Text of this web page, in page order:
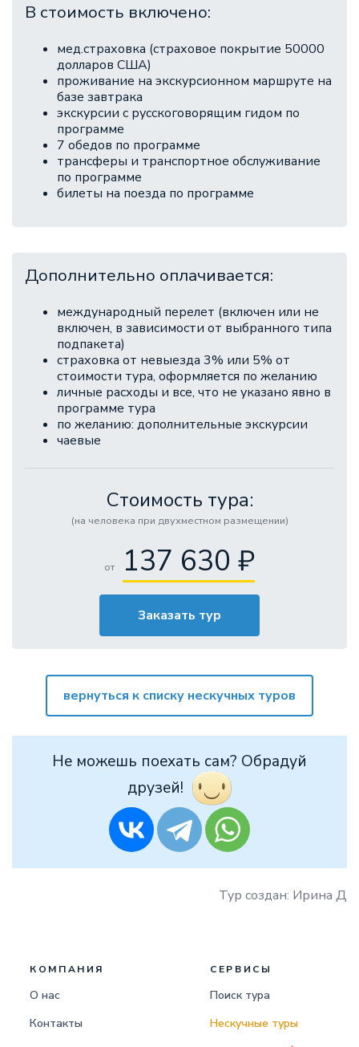
В стоимость включено:
мед.страховка (страховое покрытие 50000
долларов США)
проживание на экскурсионном маршруте на
базе завтрака
экскурсии с русскоговорящим гидом по
программе
7 обедов по программе
трансферы и транспортное обслуживание
по программе
билеты на поезда по программе
Дополнительно оплачивается:
международный перелет (включен или не
включен, в зависимости от выбранного типа
подпакета)
страховка от невыезда 3% или 5% от
стоимости тура, оформляется по желанию
личные расходы и все, что не указано явно в
программе тура
по желанию: дополнительные экскурсии
чаевые
Стоимость тура:
(на человека при двухместном размещении)
от 137 630 ₽
Заказать тур
вернуться к списку нескучных туров
Не можешь поехать сам? Обрадуй
друзей!
Тур создан: Ирина Д
КОМПАНИЯ
О нас
Контакты
СЕРВИСЫ
Поиск тура
Нескучные туры